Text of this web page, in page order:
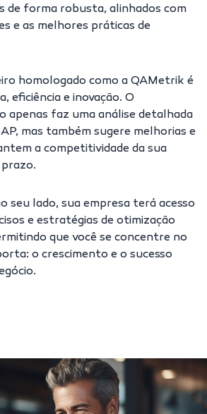
de forma robusta, alinhados com
e as melhores práticas de
homologado como a QAMetrik é
eficiência e inovação. O
apenas faz uma análise detalhada
mas também sugere melhorias e
a competitividade da sua
seu lado, sua empresa terá acesso
e estratégias de otimização
que você se concentre no
o crescimento e o sucesso